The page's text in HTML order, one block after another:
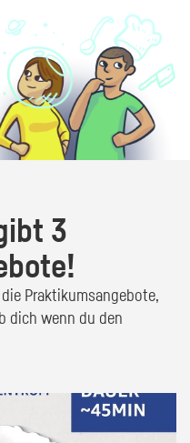
3
Praktikumsangebote,
dich wenn du den